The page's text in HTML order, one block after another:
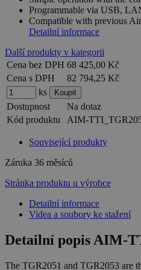
Programmable via USB,
Compatible with previous
Detailní informace
Další produkty v kategorii
Cena bez DPH 68 425,00 Kč
Cena s DPH
82 794,25 Kč
ks
Dostupnost
Na dotaz
Kód produktu
AIM-
Související produkty
Záruka 36 měsíců
Stránka produktu u výrobce
Detailní informace
Videa a soubory ke stažení
Detailní popis AIM-
The TGR2051 and TGR2053 are